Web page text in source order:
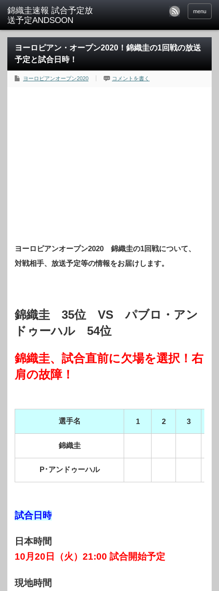
menu
ヨーロピアン・オープン2020！錦織圭の1回戦の放送
予定と試合日時！
ヨーロピアンオープン2020 コメントを書く
ヨーロピアンオープン2020 錦織圭の1回戦について、
対戦相手、放送予定等の情報をお届けします。
錦織圭 35位 VS パブロ・アン
ドゥーハル 54位
錦織圭、試合直前に欠場を選択！右
肩の故障！
選手名 1 2 3
錦織圭
P･アンドゥーハル
試合日時
日本時間
10月20日（火）21:00 試合開始予定
現地時間